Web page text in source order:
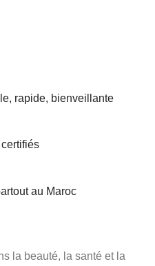
rapide, bienveillante
au Maroc
la beauté, la santé et la